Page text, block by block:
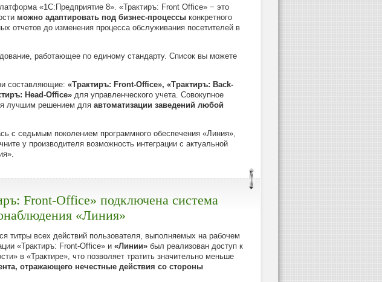
«1С:Предприятие 8». «Трактиръ: Front Office» − это
можно адаптировать под бизнес-процессы конкретного
отчетов до изменения процесса обслуживания посетителей в
работающее по единому стандарту. Список вы можете
составляющие: «Трактиръ: Front-Office», «Трактиръ: Back-
Head-Office» для управленческого учета. Совокупное
лучшим решением для автоматизации заведений любой
с седьмым поколением программного обеспечения «Линия»,
у производителя возможность интеграции с актуальной
Front-Office» подключена система
«Линия»
титры всех действий пользователя, выполняемых на рабочем
«Трактиръ: Front-Office» и «Линии» был реализован доступ к
в «Трактире», что позволяет тратить значительно меньше
отражающего нечестные действия со стороны